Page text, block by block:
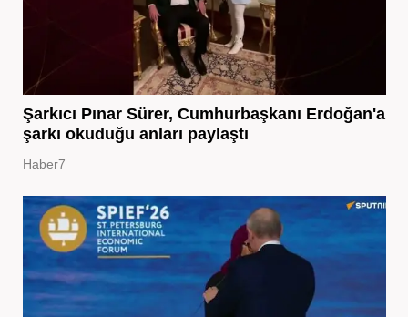
Şarkıcı Pınar Sürer, Cumhurbaşkanı Erdoğan'a
şarkı okuduğu anları paylaştı
Haber7